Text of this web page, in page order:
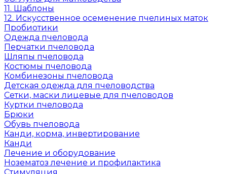
11. Шаблоны
12. Искусственное осеменение пчелиных маток
Пробиотики
Одежда пчеловода
Перчатки пчеловода
Шляпы пчеловода
Костюмы пчеловода
Комбинезоны пчеловода
Детская одежда для пчеловодства
Сетки, маски лицевые для пчеловодов
Куртки пчеловода
Брюки
Обувь пчеловода
Канди, корма, инвертирование
Канди
Лечение и оборудование
Нозематоз лечение и профилактика